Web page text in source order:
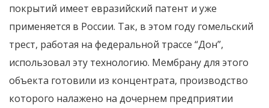
покрытий имеет евразийский патент и уже
применяется в России. Так, в этом году гомельский
трест, работая на федеральной трассе “Дон”,
использовал эту технологию. Мембрану для этого
объекта готовили из концентрата, производство
которого налажено на дочернем предприятии